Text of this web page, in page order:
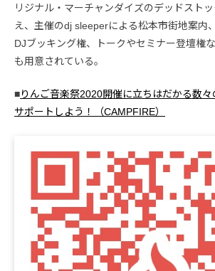
リジナル・マーチャンダイズのデッドスト
え、主催のdj sleeperによる松本市街地案内
DJブッキング権、トークやセミナー登壇権
も用意されている。
■りんご音楽祭2020開催に立ちはだかる数
サポートしよう！（CAMPFIRE）